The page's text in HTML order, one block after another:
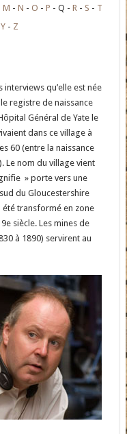
M N O P Q R S
T
Y Z
interviews qu’elle est née
le registre de naissance
Général de Yate le
dans ce village à
60 (entre la naissance
Le nom du village vient
» porte vers une
du Gloucestershire
transformé en zone
siècle. Les mines de
à 1890) servirent au